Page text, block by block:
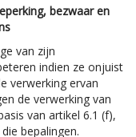
bezwaar en
van zijn
indien ze onjuist
verwerking ervan
de verwerking van
van artikel 6.1 (f),
bepalingen.